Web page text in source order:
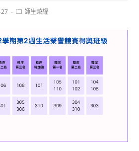
Post師生榮耀